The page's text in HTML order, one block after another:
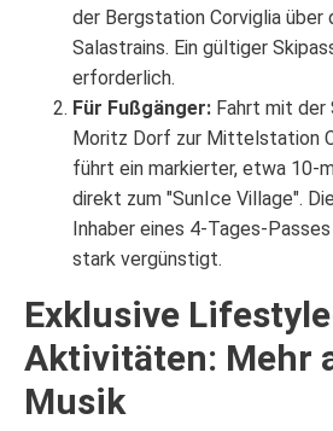
der Bergstation Corviglia über
Salastrains. Ein gültiger
erforderlich.
Für Fußgänger: Fahrt mit der
Moritz Dorf zur Mittelstation
führt ein markierter, etwa 10-
direkt zum "SunIce Village".
Inhaber eines 4-Tages-
stark vergünstigt.
Exklusive
Aktivitäten: Mehr
Musik